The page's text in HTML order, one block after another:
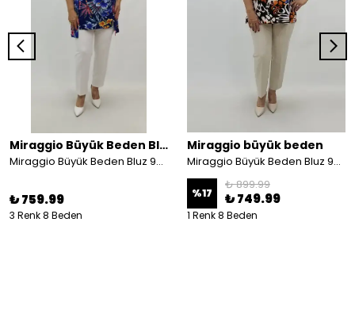
Miraggio Büyük Beden Bluz
Miraggio Büyük Beden Bluz 99767
₺ 759.99
3 Renk 8 Beden
Miraggio büyük beden
Miraggio Büyük Beden Bluz 99766 TABA
%17
₺ 899.99
₺ 749.99
1 Renk 8 Beden